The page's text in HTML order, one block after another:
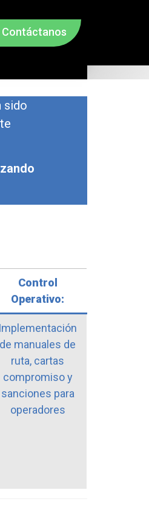
Contáctanos
sido
Control
Operativo:
Implementación
de manuales de
ruta, cartas
compromiso y
sanciones para
operadores